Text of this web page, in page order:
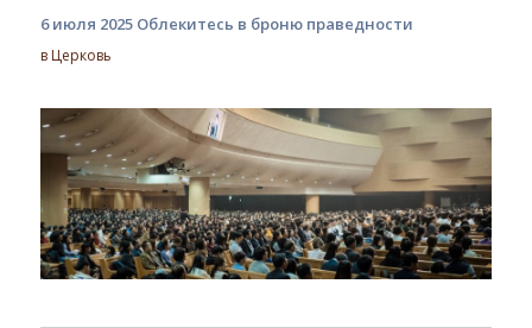
6 июля 2025 Облекитесь в броню праведности
в Церковь